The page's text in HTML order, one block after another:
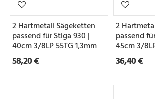
2 Hartmetall Sägeketten
passend für Stiga 930 |
40cm 3/8LP 55TG 1,3mm
58,20 €
2
passend
45cm 3/
36,40 €
S